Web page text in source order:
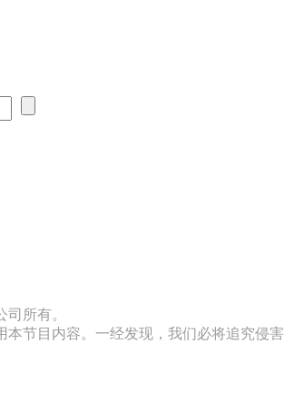
所有。
节目内容。一经发现，我们必将追究侵害